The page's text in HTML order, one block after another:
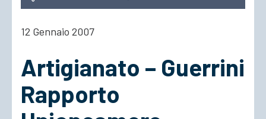
Confartigianato
Cosa Facciamo
12 Gennaio 2007
Artigianato – Guerrini
Rapporto